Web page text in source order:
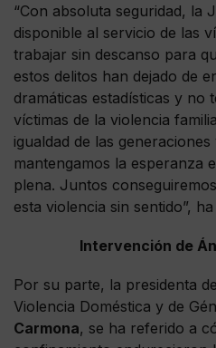
“Con absoluta seguridad, la
disponible al servicio de las
trabajar sin descanso para
estos delitos han dejado de
dramáticas estadísticas y no
víctimas de la violencia
igualdad de las
mantengamos la esperanza
plena. Juntos
esta violencia sin sentido”,
Intervención de
Por su parte, la presidenta
Violencia Doméstica y de
Carmona, se ha referido a